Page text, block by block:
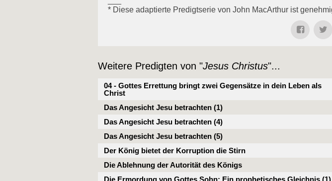
* Diese adaptierte Predigtserie von John MacArthur ist
Weitere Predigten von "Jesus Christus"...
04 - Gottes Errettung bringt zwei Gegensätze in dein Leben als
Christ
Das Angesicht Jesu betrachten (1)
Das Angesicht Jesu betrachten (4)
Das Angesicht Jesu betrachten (5)
Der König bietet der Korruption die Stirn
Die Ablehnung der Autorität des Königs